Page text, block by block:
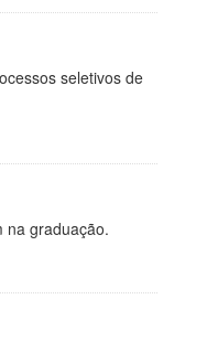
seletivos de
na graduação.